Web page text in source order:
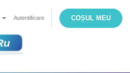
Autentificare COȘUL MEU